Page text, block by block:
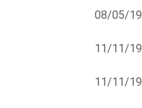
08/05/
11/11/
11/11/